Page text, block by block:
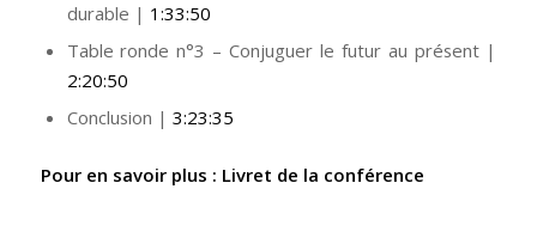
durable | 1:33:50
Table ronde n°3 – Conjuguer le futur au présent |
2:20:50
Conclusion | 3:23:35
Pour en savoir plus : Livret de la conférence